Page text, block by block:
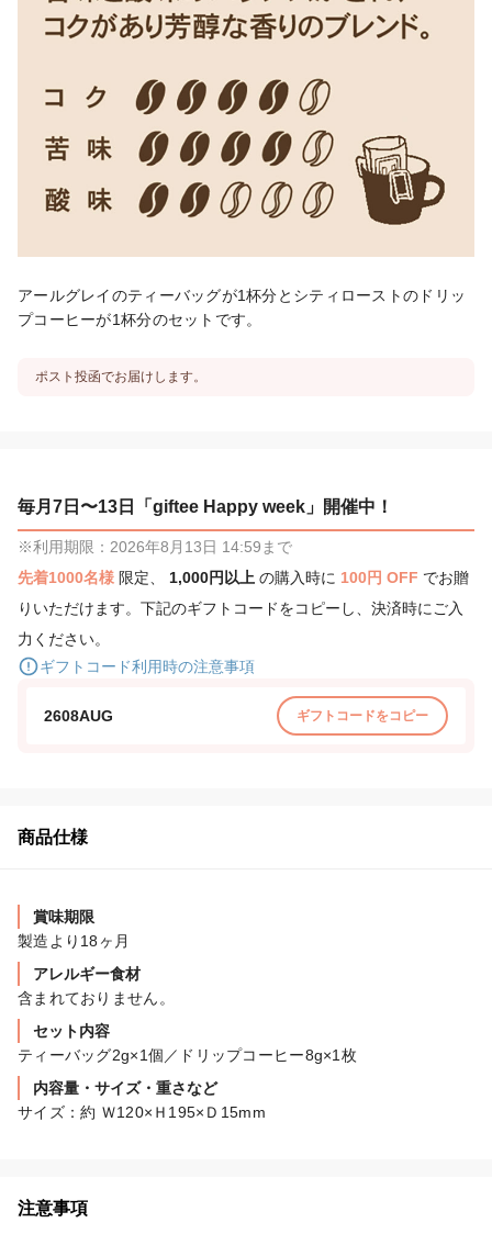
アールグレイのティーバッグが1杯分とシティローストのドリッ
プコーヒーが1杯分のセットです。
ポスト投函でお届けします。
毎月7日〜13日「giftee Happy week」開催中！
※利用期限：2026年8月13日 14:59まで
先着1000名様 限定、 1,000円以上 の購入時に 100円 OFF でお贈
りいただけます。下記のギフトコードをコピーし、決済時にご入
力ください。
ギフトコード利用時の注意事項
2608AUG ギフトコードをコピー
商品仕様
賞味期限
製造より18ヶ月
アレルギー食材
含まれておりません。
セット内容
ティーバッグ2g×1個／ドリップコーヒー8g×1枚
内容量・サイズ・重さなど
サイズ：約 Ｗ120×Ｈ195×Ｄ15mm
注意事項